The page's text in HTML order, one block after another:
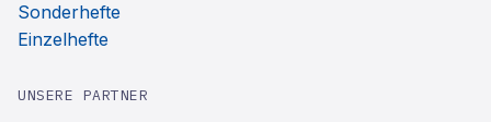
Sonderhefte
Einzelhefte
UNSERE PARTNER